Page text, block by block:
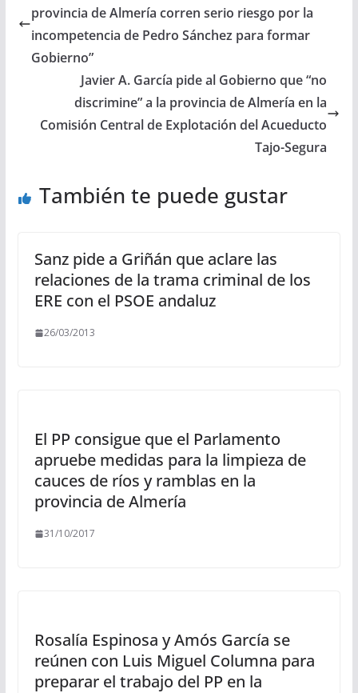
provincia de Almería corren serio riesgo por la
incompetencia de Pedro Sánchez para formar
Gobierno”
Javier A. García pide al Gobierno que “no
discrimine” a la provincia de Almería en la
Comisión Central de Explotación del Acueducto
Tajo-Segura
También te puede gustar
Sanz pide a Griñán que aclare las
relaciones de la trama criminal de los
ERE con el PSOE andaluz
26/03/2013
El PP consigue que el Parlamento
apruebe medidas para la limpieza de
cauces de ríos y ramblas en la
provincia de Almería
31/10/2017
Rosalía Espinosa y Amós García se
reúnen con Luis Miguel Columna para
preparar el trabajo del PP en la